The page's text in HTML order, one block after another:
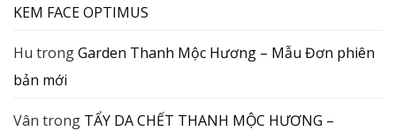
KEM FACE OPTIMUS
Hu trongGarden Thanh Mộc Hương – Mẫu Đơn phiên
bản mới
Vân trong TẨY DA CHẾT THANH MỘC HƯƠNG –